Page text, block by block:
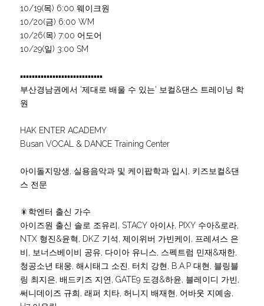
10/19(목) 6:00 웨이크원
10/20(금) 6:00 WM
10/26(목) 7:00 어도어
10/29(일) 3:00 SM
▪▪▪▪▪▪▪▪▪▪▪▪▪▪▪▪▪▪▪▪▪▪▪▪▪▪▪▪
부산경남권에서 '제대로 배울 수 있는' 보컬&댄스 트레이닝 학
원
HAK ENTER ACADEMY
Busan VOCAL & DANCE Training Center
아이돌지망생, 실용음악과 및 케이팝학과 입시, 키즈보컬&댄
스 전문
🎇학엔터 출신 가수
아이즈원 출신 솔로 조유리, STACY 아이사, PIXY 수아&로라,
NTX 형진&윤혁, DKZ 기석, 제이위버 가빈케이, 프레셔스 은
비, 보너스베이비 공유, 다이아 유니스, 스펙트럼 민재&재한,
청공소년 태웅, 해시태그 소진, 터치 강현, B.A.P 대현, 블링블
링 최지은, 배드키즈 지연, GATE9 도경&하윤, 블레이디 가빈,
써니데이즈 규희, 래퍼 치타, 허니지 배재현, 어바웃 지예송,